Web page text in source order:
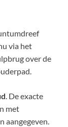
via het
over de
. De exacte
met
aangegeven.